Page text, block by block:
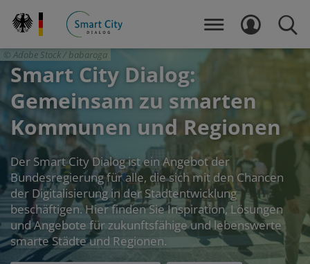
zum
MENÜ LOGIN
Adobe Stock / babaroga
Smart City Dialog:
Gemeinsam zu smarten
Kommunen und Regionen
Der Smart City Dialog ist ein Angebot der
Bundesregierung für alle, die sich mit den Chancen
der Digitalisierung in der Stadtentwicklung
beschäftigen. Hier finden Sie Inspiration, Lösungen
und Angebote für zukunftsfähige und lebenswerte
smarte Städte und Regionen.